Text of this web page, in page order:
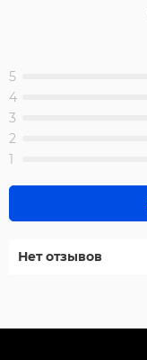
5
4
3
2
1
Нет отзывов